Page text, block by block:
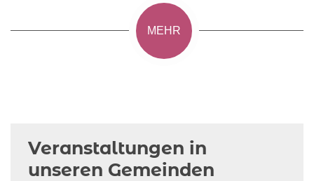
MEHR
Veranstaltungen in
unseren Gemeinden